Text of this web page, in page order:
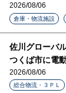
2026/08/06
倉庫・物流施設
佐川グローバ
つくば市に電
2026/08/06
総合物流・３ＰＬ